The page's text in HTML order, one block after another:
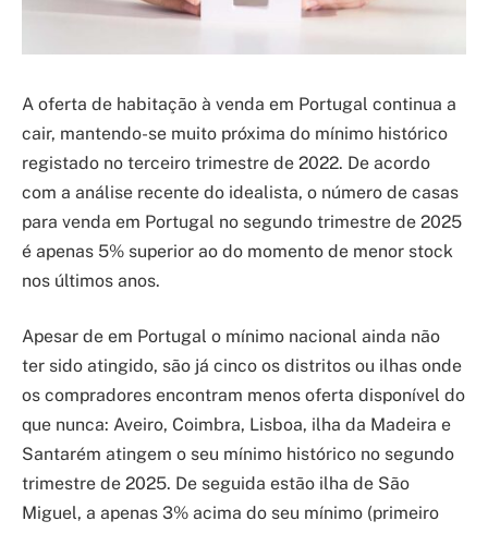
A oferta de habitação à venda em Portugal continua a
cair, mantendo-se muito próxima do mínimo histórico
registado no terceiro trimestre de 2022. De acordo
com a análise recente do idealista, o número de casas
para venda em Portugal no segundo trimestre de 2025
é apenas 5% superior ao do momento de menor stock
nos últimos anos.
Apesar de em Portugal o mínimo nacional ainda não
ter sido atingido, são já cinco os distritos ou ilhas onde
os compradores encontram menos oferta disponível do
que nunca: Aveiro, Coimbra, Lisboa, ilha da Madeira e
Santarém atingem o seu mínimo histórico no segundo
trimestre de 2025. De seguida estão ilha de São
Miguel, a apenas 3% acima do seu mínimo (primeiro